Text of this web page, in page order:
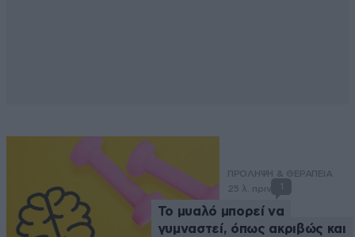
ΠΡΟΛΗΨΗ & ΘΕΡΑΠΕΙΑ
25 λ. πριν
Το μυαλό μπορεί να
γυμναστεί, όπως ακριβώς και